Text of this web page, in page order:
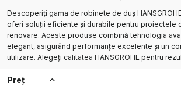
Descoperiți gama de robinete de duș
oferi soluții eficiente și durabile pentru proiectele
renovare. Aceste produse combină tehnologia
elegant, asigurând performanțe excelente și un
utilizare. Alegeți calitatea HANSGROHE pentru
Preț